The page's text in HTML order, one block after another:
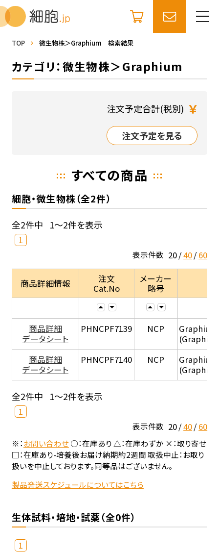
TOP 微生物株＞Graphium 検索結果
カテゴリ：微生物株＞Graphium
注文予定合計(税別) ￥
注文予定を見る
すべての商品
細胞・微生物株（全2件）
全2件中 1～2件を表示
1
表示件数 20 40 60
商品詳細情報
注文
Cat.No
メーカー
略号
商品詳細
データシート
PHNCPF7139 NCP
商品詳細
データシート
PHNCPF7140 NCP
全2件中 1～2件を表示
1
表示件数 20 40 60
※：お問い合わせ○：在庫あり △：在庫わずか ×：取り寄せ
□：在庫あり-培養後お届け納期約2週間 取扱中止：お取り
扱いを中止しております。同等品はございません。
製品発送スケジュールについてはこちら
生体試料・培地・試薬（全0件）
1